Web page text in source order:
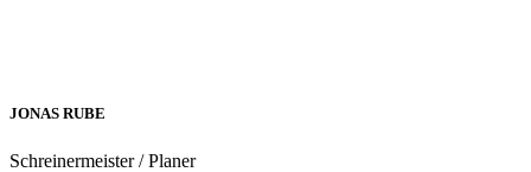
JONAS RUBE
Schreinermeister / Planer